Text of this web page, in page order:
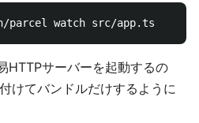
HTTPサーバーを起動するの
けてバンドルだけするように